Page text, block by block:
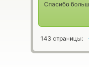
Спасибо
143 страницы: